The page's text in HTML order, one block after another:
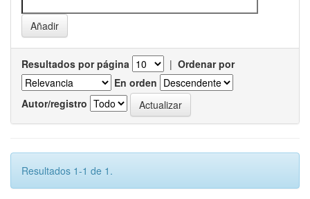
Resultados por página | Ordenar por
En orden
Autor/registro
Resultados 1-1 de 1.